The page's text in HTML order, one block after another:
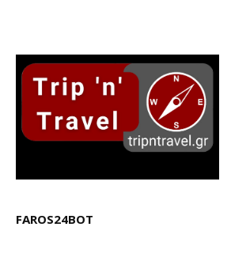
FAROS24BOT